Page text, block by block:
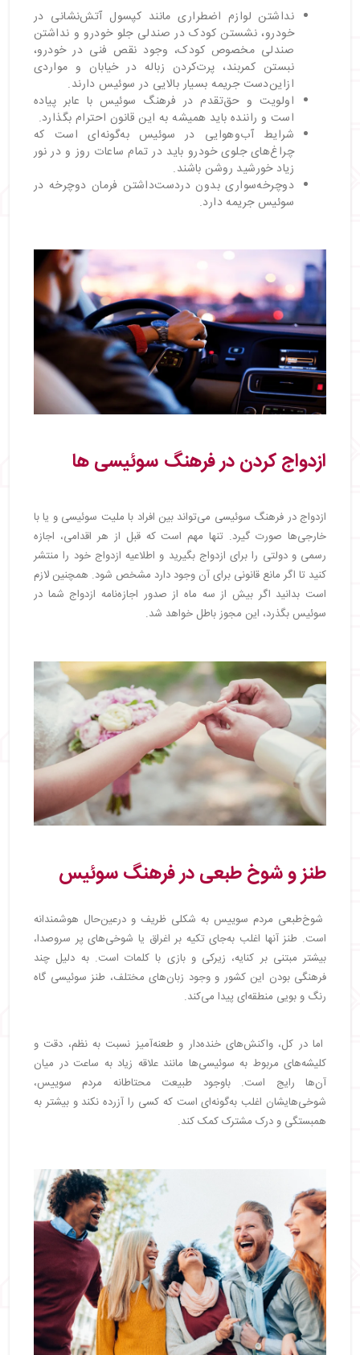
نداشتن لوازم اضطراری مانند کپسول آتش‌نشانی در
خودرو، نشستن کودک در صندلی جلو خودرو و نداشتن
صندلی مخصوص کودک، وجود نقص فنی در خودرو،
نبستن کمربند، پرت‌کردن زباله در خیابان و مواردی
ازاین‌دست جریمه بسیار بالایی در سوئیس دارند.
اولویت و حق‌تقدم در فرهنگ سوئیس با عابر پیاده
است و راننده باید همیشه به این قانون احترام بگذارد.
شرایط آب‌وهوایی در سوئیس به‌گونه‌ای است که
چراغ‌های جلوی خودرو باید در تمام ساعات روز و در نور
زیاد خورشید روشن باشند.
دوچرخه‌سواری بدون دردست‌داشتن فرمان دوچرخه در
سوئیس جریمه دارد.
ازدواج‌ کردن در فرهنگ سوئیسی‌ ها
ازدواج در فرهنگ سوئیسی می‌تواند بین افراد با ملیت سوئیسی و یا با
خارجی‌ها صورت گیرد. تنها مهم است که قبل از هر اقدامی، اجازه
رسمی و دولتی را برای ازدواج بگیرید و اطلاعیه ازدواج خود را منتشر
کنید تا اگر مانع قانونی برای آن وجود دارد مشخص شود. همچنین لازم
است بدانید اگر بیش از سه ماه از صدور اجازه‌نامه ازدواج شما در
سوئیس بگذرد، این مجوز باطل خواهد شد.
طنز و شوخ طبعی در فرهنگ سوئیس
شوخ‌طبعی مردم سوییس به شکلی ظریف و درعین‌حال هوشمندانه
است. طنز آنها اغلب به‌جای تکیه بر اغراق یا شوخی‌های پر سروصدا،
بیشتر مبتنی بر کنایه، زیرکی و بازی با کلمات است. به دلیل چند
فرهنگی بودن این کشور و وجود زبان‌های مختلف، طنز سوئیسی گاه
رنگ و بویی منطقه‌ای پیدا می‌کند.
اما در کل، واکنش‌های خنده‌دار و طعنه‌آمیز نسبت به نظم، دقت و
کلیشه‌های مربوط به سوئیسی‌ها مانند علاقه زیاد به ساعت در میان
آن‌ها رایج است. باوجود طبیعت محتاطانه مردم سوییس،
شوخی‌هایشان اغلب به‌گونه‌ای است که کسی را آزرده نکند و بیشتر به
همبستگی و درک مشترک کمک کند.